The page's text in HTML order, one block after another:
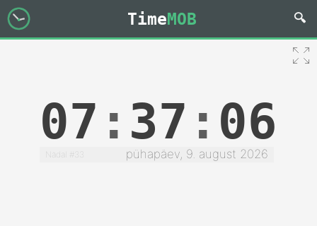
TimeMOB
07 : 37 : 06
Nädal #33 pühapäev, 9. august 2026